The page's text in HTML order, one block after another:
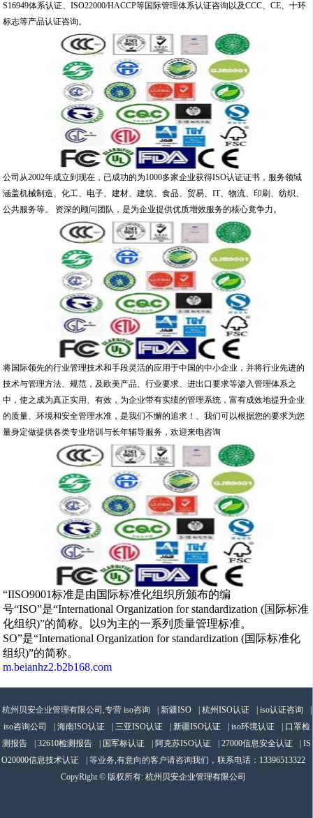
S16949体系认证、ISO22000/HACCP等国际管理体系认证咨询以及CCC、CE、十环
标志等产品认证咨询。
公司从2002年成立到现在，已成功的为1000多家企业获得ISO认证证书，服务领域
涵盖机械制造、化工、电子、建材、建筑、食品、贸易、IT、物流、印刷、纺织、
公共服务等。 资深的顾问团队，是为企业提供优质增效服务的核心竟争力。
将国际领先的行业管理技术和手段灵活的应用于中国的中小企业，并将行业先进的
技术与管理方法、规范，及欧美产品、行业要求、进出口要求等渗入管理体系之
中，使之成为真正实用、有效，为企业带有实绩的管理系统，富有成效地提升企业
的质量、环境和安全管理水准，是我们不懈的追求！、我们可以根据您的要求为您
量身定做提供各类专业培训与长年辅导服务，欢迎来电咨询
“IISO9001标准是由国际标准化组织所颁布的编
号“ISO”是“International Organization for standardization (国际标准
化组织)”的简称。以9为主的一系列质量管理标准。
SO”是“International Organization for standardization (国际标准化
组织)”的简称。
m.beianhz2.b2b168.com
杭州贝安企业管理有限公司,专营 iso咨询 新疆ISO 杭州ISO认证 iso认证咨询
iso咨询公司
海南ISO认证 三亚ISO认证 新疆ISO认证 iso环境认证
口罩检
测报告
32610检测报告 国军标认证 阿克苏ISO认证 27000信息安全认证
IS
O20000信息技术认证
| 等业务,有意向的客户请咨询我们，联系电话： 13396513322
CopyRight © 版权所有: 杭州贝安企业管理有限公司